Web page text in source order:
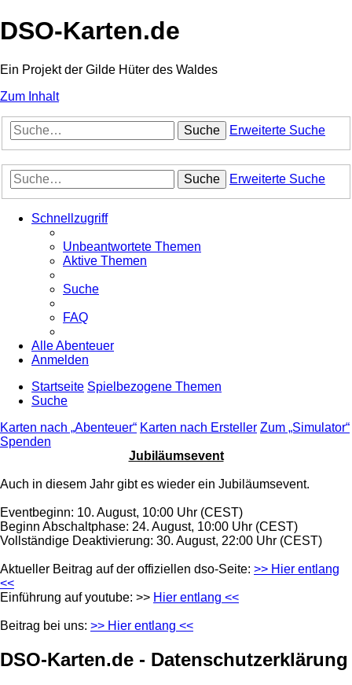
DSO-Karten.de
Ein Projekt der Gilde Hüter des Waldes
Zum Inhalt
Suche Erweiterte Suche
Suche Erweiterte Suche
Schnellzugriff
Unbeantwortete Themen
Aktive Themen
Suche
FAQ
Alle Abenteuer
Anmelden
Startseite Spielbezogene Themen
Suche
Karten nach „Abenteuer“ Karten nach Ersteller Zum „Simulator“
Spenden
Jubiläumsevent
Auch in diesem Jahr gibt es wieder ein Jubiläumsevent.
Eventbeginn: 10. August, 10:00 Uhr (CEST)
Beginn Abschaltphase: 24. August, 10:00 Uhr (CEST)
Vollständige Deaktivierung: 30. August, 22:00 Uhr (CEST)
Aktueller Beitrag auf der offiziellen dso-Seite: >> Hier entlang
<<
Einführung auf youtube: >> Hier entlang <<
Beitrag bei uns: >> Hier entlang <<
DSO-Karten.de - Datenschutzerklärung